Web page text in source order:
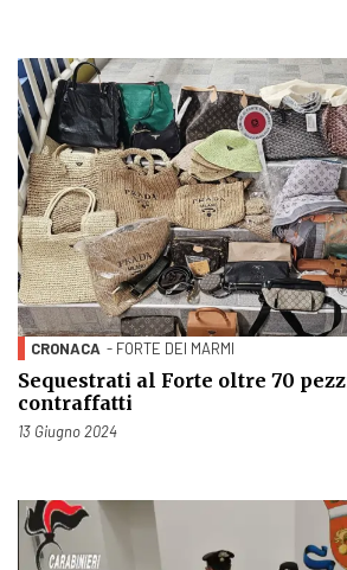
CRONACA - FORTE DEI MARMI
Sequestrati al Forte oltre 70
contraffatti
Pubblicato il
13 Giugno 2024